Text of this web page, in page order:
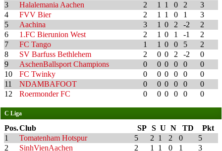
3
Halalemania Aachen 2 1 1 0 2
3
4
FVV Bier 2 1 1 0 1
3
5
Aachina 3 1 0 2 -2
2
6
1.FC Bierunion West 2 1 0 1 -1
2
7
FC Tango 1 1 0 0 5
2
8
SV Barfuss Bethlehem 2 0 0 2 -2
0
9
AschenBallsport Champions 0 0 0 0 0
0
10
FC Twinky 0 0 0 0 0
0
11
NDAMBAFOOT 0 0 0 0 0
0
12
Roermonder FC 0 0 0 0 0 0
C Liga
Pos.Club SP S U N TD
Pkt
1
Tomatenham Hotspur 5 2 1 2 0
5
2
SinhVienAachen 2 1 1 0 1 3